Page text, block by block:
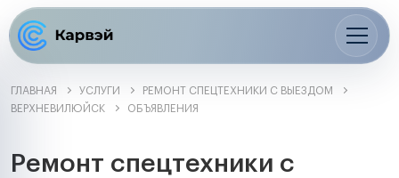
ГЛАВНАЯ УСЛУГИ
РЕМОНТ СПЕЦТЕХНИКИ С ВЫЕЗДОМ
ВЕРХНЕВИЛЮЙСК
ОБЪЯВЛЕНИЯ
Ремонт спецтехники с